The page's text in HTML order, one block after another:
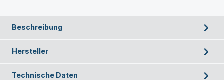
Beschreibung
Hersteller
Technische Daten